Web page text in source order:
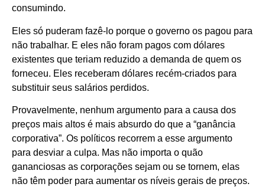
consumindo.
Eles só puderam fazê-lo porque o governo os pagou para
não trabalhar. E eles não foram pagos com dólares
existentes que teriam reduzido a demanda de quem os
forneceu. Eles receberam dólares recém-criados para
substituir seus salários perdidos.
Provavelmente, nenhum argumento para a causa dos
preços mais altos é mais absurdo do que a “ganância
corporativa”. Os políticos recorrem a esse argumento
para desviar a culpa. Mas não importa o quão
gananciosas as corporações sejam ou se tornem, elas
não têm poder para aumentar os níveis gerais de preços.